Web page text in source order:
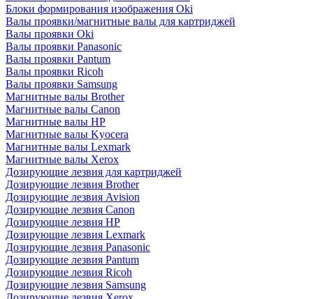
Блоки формирования изображения Oki
Валы проявки/магнитные валы для картриджей
Валы проявки Oki
Валы проявки Panasonic
Валы проявки Pantum
Валы проявки Ricoh
Валы проявки Samsung
Магнитные валы Brother
Магнитные валы Canon
Магнитные валы HP
Магнитные валы Kyocera
Магнитные валы Lexmark
Магнитные валы Xerox
Дозирующие лезвия для картриджей
Дозирующие лезвия Brother
Дозирующие лезвия Avision
Дозирующие лезвия Canon
Дозирующие лезвия HP
Дозирующие лезвия Lexmark
Дозирующие лезвия Panasonic
Дозирующие лезвия Pantum
Дозирующие лезвия Ricoh
Дозирующие лезвия Samsung